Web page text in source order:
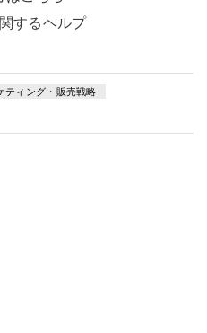
するヘルプ
ティング・販売戦略